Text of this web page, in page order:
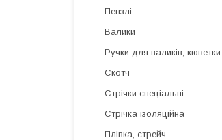
Пензлі
Валики
Ручки для валиків, кюветки
Скотч
Стрічки спеціальні
Стрічка ізоляційна
Плівка, стрейч